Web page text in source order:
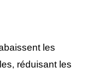
les
réduisant les